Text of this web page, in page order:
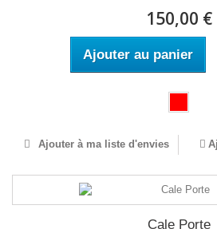
150,00 €
Ajouter au panier
Ajouter à ma liste d'envies
Cale Porte